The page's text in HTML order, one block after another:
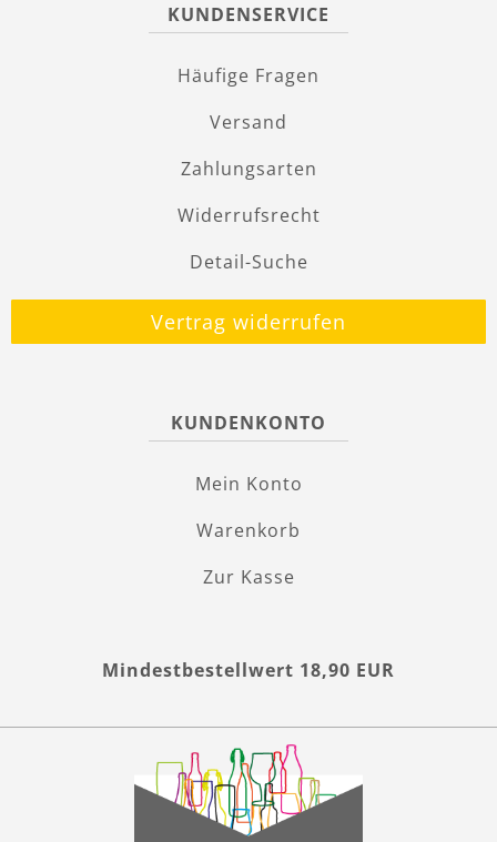
KUNDENSERVICE
Häufige Fragen
Versand
Zahlungsarten
Widerrufsrecht
Detail-Suche
Vertrag widerrufen
KUNDENKONTO
Mein Konto
Warenkorb
Zur Kasse
Mindestbestellwert 18,90 EUR